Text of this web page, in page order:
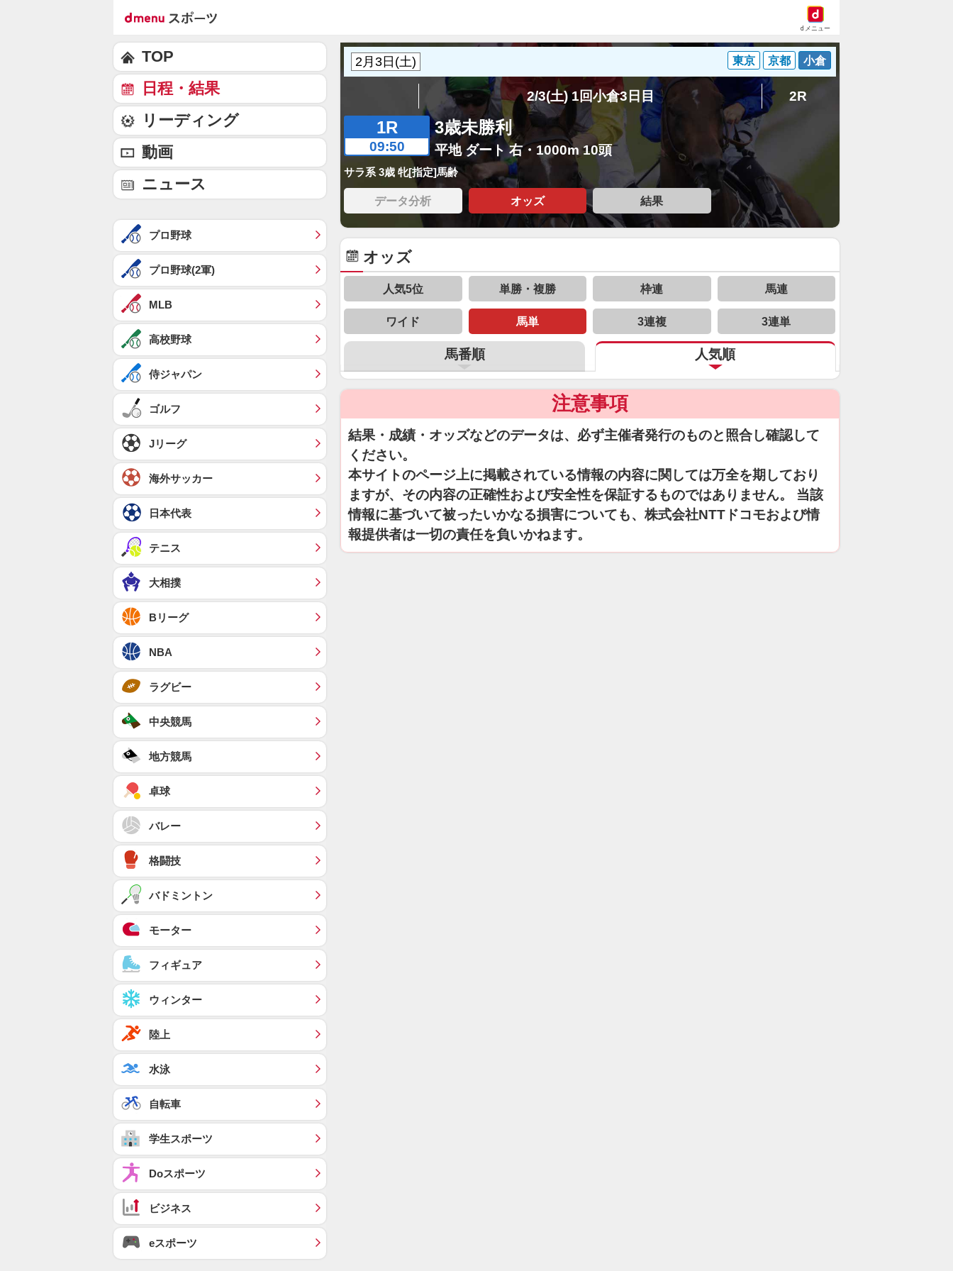
dメニュー
東京 京都 小倉
2/3(土) 1回小倉3日目 2R
1R
09:50
3歳未勝利
平地 ダート 右・1000m 10頭
サラ系 3歳 牝[指定]馬齢
データ分析 オッズ 結果
オッズ
人気5位 単勝・複勝 枠連 馬連
ワイド 馬単 3連複 3連単
馬番順 人気順
注意事項
結果・成績・オッズなどのデータは、必ず主催者発行のものと照合し確認して
ください。
本サイトのページ上に掲載されている情報の内容に関しては万全を期しており
ますが、その内容の正確性および安全性を保証するものではありません。 当該
情報に基づいて被ったいかなる損害についても、株式会社NTTドコモおよび情
報提供者は一切の責任を負いかねます。
TOP
日程・結果
リーディング
動画
ニュース
プロ野球
プロ野球(2軍)
MLB
高校野球
侍ジャパン
ゴルフ
Jリーグ
海外サッカー
日本代表
テニス
大相撲
Bリーグ
NBA
ラグビー
中央競馬
地方競馬
卓球
バレー
格闘技
バドミントン
モーター
フィギュア
ウィンター
陸上
水泳
自転車
学生スポーツ
Doスポーツ
ビジネス
eスポーツ